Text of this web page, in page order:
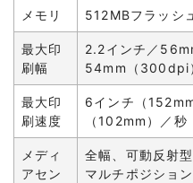
メモリ 512MBフラッシ
最大印
刷幅
2.2インチ／
54mm（300dpi
最大印
刷速度
6インチ（
（102mm）／
メディ
アセン
全幅、可動反射
マルチポジショ